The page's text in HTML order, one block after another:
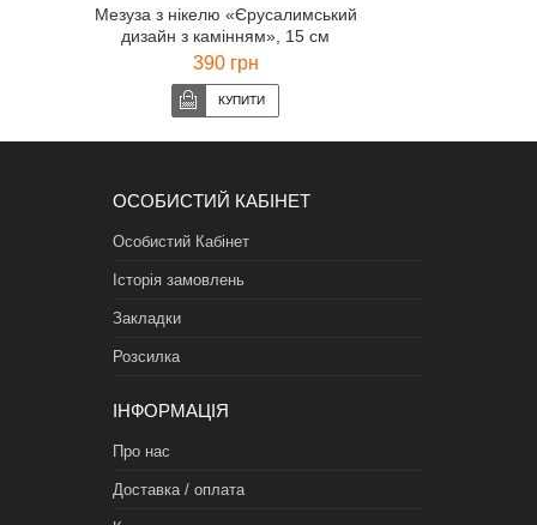
Мезуза з нікелю «Єрусалимський
дизайн з камінням», 15 см
390 грн
ОСОБИСТИЙ КАБІНЕТ
Особистий Кабінет
Історія замовлень
Закладки
Розсилка
ІНФОРМАЦІЯ
Про нас
Доставка / оплата